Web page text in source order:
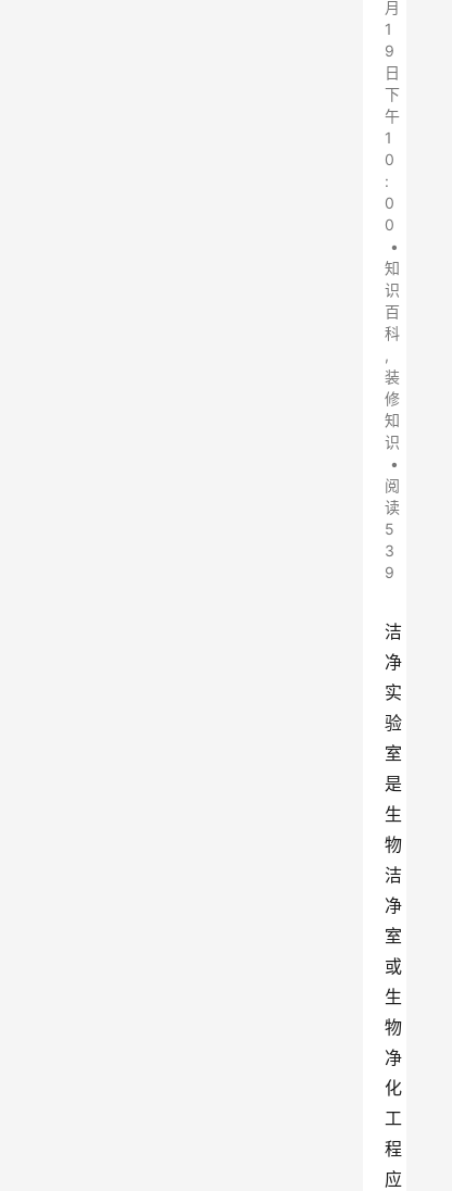
月
1
9
日
下
午
1
0
:
0
0
•
知
识
百
科
,
装
修
知
识
•
阅
读
5
3
9
洁
净
实
验
室
是
生
物
洁
净
室
或
生
物
净
化
工
程
应